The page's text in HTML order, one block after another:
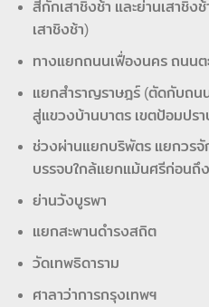
สี่กั๊กเสาชิงช้า และย่านเสาชิง
เสาชิงช้า)
ทางแยกถนนเฟื่องนคร ถนน
แยกสำราญราษฎร์ (ตัดกับถน
สู่แขวงบ้านบาตร เขตป้อมปร
ช่วงผ่านแยกบริพัตร แยกวร
บรรจบใกล้แยกแม้นศรีก่อนถึ
ย่านวังบูรพา
แยกสะพานดำรงสถิต
วัดเทพธิดาราม
ศาลาว่าการกรุงเทพฯ